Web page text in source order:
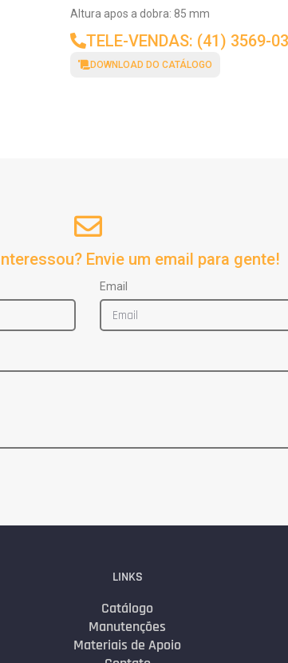
Altura apos a dobra: 85 mm
TELE-VENDAS: (41) 3569-
DOWNLOAD DO CATÁLOGO
Envie um email para gente!
Email
LINKS
Catálogo
Manutenções
Materiais de Apoio